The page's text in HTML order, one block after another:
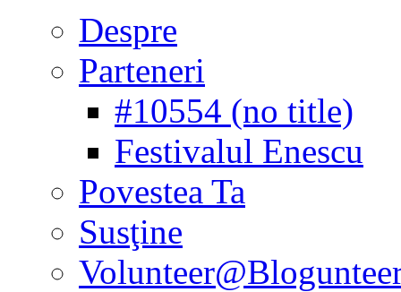
Despre
Parteneri
#10554 (no title)
Festivalul Enescu
Povestea Ta
Susţine